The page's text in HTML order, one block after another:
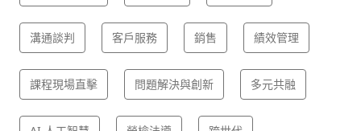
溝通談判 客戶服務 銷售 績效管理
課程現場直擊 問題解決與創新 多元共融